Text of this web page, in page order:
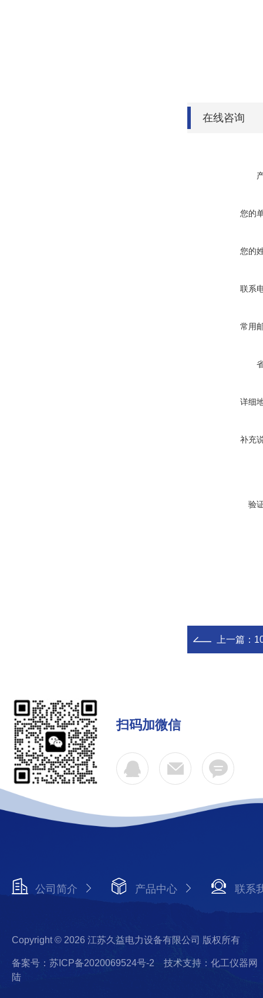
在线咨询
您的
您的
联系
常用
详细
补充
验
上一篇：
扫码加微信
公司简介 产品中心 联系
Copyright © 2026 江苏久益电力设备有限公司 版权所有
备案号：苏ICP备2020069524号-2
技术支持：化工仪器网
陆